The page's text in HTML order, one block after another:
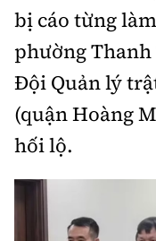
Đăng kiểm
Đường sắt tốc độ
Đường thủy
Hàng hải
Đường sắt đô thị
Chứng khoán
Bảo hiểm
Doanh nghiệp
An ninh hình sự
Điều tra
Pháp đình
Hỏi - Đáp
Giao thông 24h
ATGT địa phương
Văn hóa giao thông
Lái xe an toàn
Chung tay vì ATGT
Chất lượng sống
Giáo dục
Y tế
Lao động - Công
Văn hóa - Giải
Văn hóa
Showbiz
Điện ảnh
Thể thao
Bóng đá
Bình luận
Công nghệ
bị cáo từng
phường
Đội Quản lý
(quận Hoàng
hối lộ.